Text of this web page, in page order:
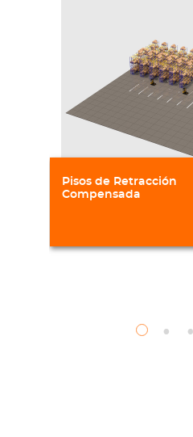
Pisos de Retracción
Compensada